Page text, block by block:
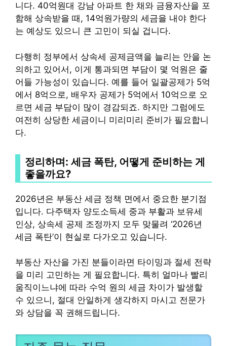
니다. 40억원대 강남 아파트 한 채와 금융자산을 포
함해 상속받을 때, 14억원가량의 세금을 내야 한다
는 예상도 있으니 큰 고민이 되실 겁니다.
다행히 정부에서 상속세 공제금액을 늘리는 안을 논
의하고 있어서, 이게 통과되면 부담이 몇 억원은 줄
어들 가능성이 있습니다. 예를 들어 일괄공제가 5억
에서 8억으로, 배우자 공제가 5억에서 10억으로 오
르면 세금 부담이 많이 경감되죠. 하지만 그럼에도
여전히 상당한 세금이니 미리미리 준비가 필요합니
다.
정리하며: 세금 폭탄, 어떻게 준비하는 게
좋을까요?
2026년은 부동산 세금 정책 면에서 중요한 분기점
입니다. 다주택자 양도소득세 중과 부활과 보유세
인상, 상속세 공제 조정까지 모두 맞물려 ‘2026년
세금 폭탄’이 현실로 다가오고 있습니다.
부동산 자산을 가진 분들이라면 타이밍과 절세 전략
을 미리 고민하는 게 필요합니다. 특히 얼마나 빨리
움직이느냐에 따라 수억 원의 세금 차이가 발생할
수 있으니, 절대 안일하게 생각하지 마시고 전문가
와 상담을 꼭 권해드립니다.